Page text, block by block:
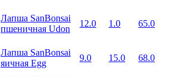
Лапша SanBonsai
пшеничная Udon
12.0 1.0 65.0
Лапша SanBonsai
яичная Egg
9.0 15.0 68.0